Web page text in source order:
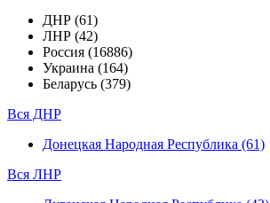
ДНР (61)
ЛНР (42)
Россия (16886)
Украина (164)
Беларусь (379)
Вся ДНР
Донецкая Народная Республика (61)
Вся ЛНР